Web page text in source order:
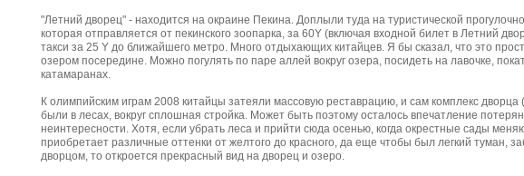
"Летний дворец" - находится на окраине Пекина. Доплыли туда на туристической
которая отправляется от пекинского зоопарка, за 60Y (включая входной билет в Летний
такси за 25 Y до ближайшего метро. Много отдыхающих китайцев. Я бы сказал, что это
озером посередине. Можно погулять по паре аллей вокруг озера, посидеть на лавочке,
катамаранах.
К олимпийским играм 2008 китайцы затеяли массовую реставрацию, и сам комплекс дворца
были в лесах, вокруг сплошная стройка. Может быть поэтому осталось впечатление
неинтересности. Хотя, если убрать леса и прийти сюда осенью, когда окрестные сады
приобретает различные оттенки от желтого до красного, да еще чтобы был легкий туман,
дворцом, то откроется прекрасный вид на дворец и озеро.